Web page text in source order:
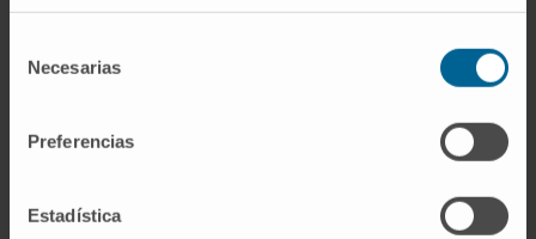
Necesarias
Preferencias
Estadística
Comunicaciones finalistas